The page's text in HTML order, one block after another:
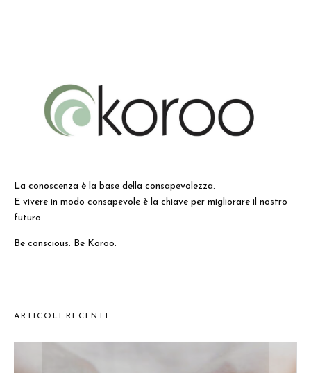
La conoscenza è la base della consapevolezza.
E vivere in modo consapevole è la chiave per migliorare il nostro
futuro.
Be conscious. Be Koroo.
ARTICOLI RECENTI